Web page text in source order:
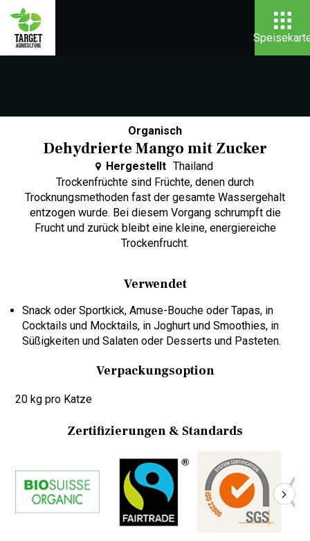
Organisch
Dehydrierte Mango mit Zucker
Hergestellt Thailand
Trockenfrüchte sind Früchte, denen durch
Trocknungsmethoden fast der gesamte Wassergehalt
entzogen wurde. Bei diesem Vorgang schrumpft die
Frucht und zurück bleibt eine kleine, energiereiche
Trockenfrucht.
Verwendet
Snack oder Sportkick, Amuse-Bouche oder Tapas, in
Cocktails und Mocktails, in Joghurt und Smoothies, in
Süßigkeiten und Salaten oder Desserts und Pasteten.
Verpackungsoption
20 kg pro Katze
Zertifizierungen & Standards